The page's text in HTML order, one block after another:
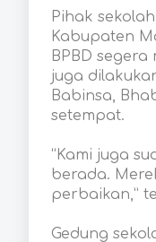
Pihak
Kabupaten
BPBD
juga
Babinsa,
setempat.
“Kami juga
berada.
perbaikan,”
Gedung